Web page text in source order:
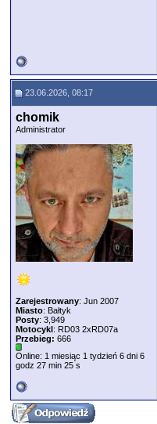
23.06.2026, 08:17
chomik
Administrator
Zarejestrowany: Jun 2007
Miasto: Bałtyk
Posty: 3,949
Motocykl: RD03 2xRD07a
Przebieg: 666
Online: 1 miesiąc 1 tydzień 6 dni 6
godz 27 min 25 s